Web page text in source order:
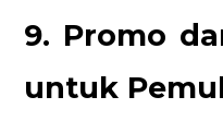
9. Promo
untuk